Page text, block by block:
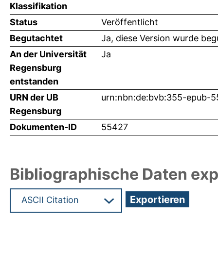
Klassifikation
Status
Veröffentlicht
Begutachtet
Ja, diese Version wurde
An der Universität
Regensburg
entstanden
Ja
URN der UB
Regensburg
urn:nbn:de:bvb:355-epub-
Dokumenten-ID 55427
Bibliographische Daten